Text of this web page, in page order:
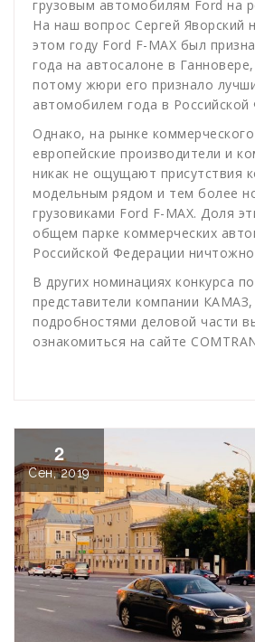
грузовым автомобилям Ford на
На наш вопрос Сергей Яворский
этом году Ford F-MAX был
года на автосалоне в
потому жюри его признало
автомобилем года в Российской
Однако, на рынке
европейские производители и
никак не ощущают присутствия
модельным рядом и тем более
грузовиками Ford F-MAX. Доля
общем парке коммерческих
Российской Федерации
В других номинациях конкурса
представители компании КАМАЗ,
подробностями деловой части
ознакомиться на сайте
2
Сен, 2019